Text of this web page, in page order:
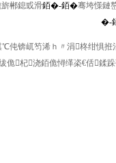
郴鎴戜滑銆�-銆�骞垮憡鏈
�-
℃伅锛屼笉浠ｈ〃涓柊绀惧
佹杞浇銆佹憳缂栥€佸鍒